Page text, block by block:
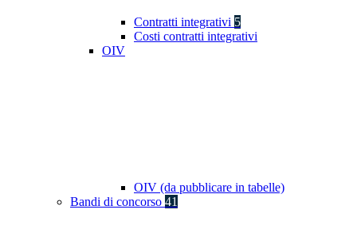
Contratti integrativi 5
Costi contratti integrativi
OIV
OIV (da pubblicare in tabelle)
Bandi di concorso 41